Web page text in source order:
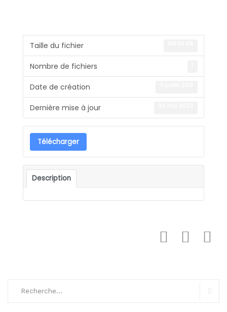
Taille du fichier
Nombre de fichiers
Date de création
Dernière mise à jour
Télécharger
Description